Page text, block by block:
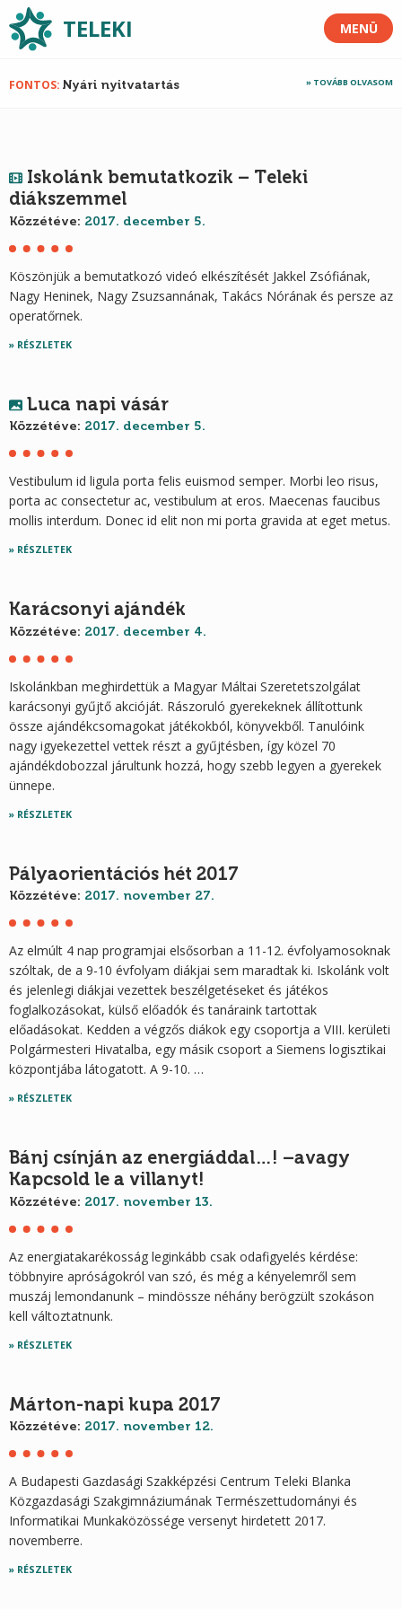
TELEKI MENÜ
FONTOS Nyári nyitvatartás TOVÁBB OLVASOM
Iskolánk bemutatkozik – Teleki
diákszemmel
Közzétéve: 2017. december 5.
Köszönjük a bemutatkozó videó elkészítését Jakkel Zsófiának,
Nagy Heninek, Nagy Zsuzsannának, Takács Nórának és persze az
operatőrnek.
RÉSZLETEK
Luca napi vásár
Közzétéve: 2017. december 5.
Vestibulum id ligula porta felis euismod semper. Morbi leo risus,
porta ac consectetur ac, vestibulum at eros. Maecenas faucibus
mollis interdum. Donec id elit non mi porta gravida at eget metus.
RÉSZLETEK
Karácsonyi ajándék
Közzétéve: 2017. december 4.
Iskolánkban meghirdettük a Magyar Máltai Szeretetszolgálat
karácsonyi gyűjtő akcióját. Rászoruló gyerekeknek állítottunk
össze ajándékcsomagokat játékokból, könyvekből. Tanulóink
nagy igyekezettel vettek részt a gyűjtésben, így közel 70
ajándékdobozzal járultunk hozzá, hogy szebb legyen a gyerekek
ünnepe.
RÉSZLETEK
Pályaorientációs hét 2017
Közzétéve: 2017. november 27.
Az elmúlt 4 nap programjai elsősorban a 11-12. évfolyamosoknak
szóltak, de a 9-10 évfolyam diákjai sem maradtak ki. Iskolánk volt
és jelenlegi diákjai vezettek beszélgetéseket és játékos
foglalkozásokat, külső előadók és tanáraink tartottak
előadásokat. Kedden a végzős diákok egy csoportja a VIII. kerületi
Polgármesteri Hivatalba, egy másik csoport a Siemens logisztikai
központjába látogatott. A 9-10. …
RÉSZLETEK
Bánj csínján az energiáddal…! –avagy
Kapcsold le a villanyt!
Közzétéve: 2017. november 13.
Az energiatakarékosság leginkább csak odafigyelés kérdése:
többnyire apróságokról van szó, és még a kényelemről sem
muszáj lemondanunk – mindössze néhány berögzült szokáson
kell változtatnunk.
RÉSZLETEK
Márton-napi kupa 2017
Közzétéve: 2017. november 12.
A Budapesti Gazdasági Szakképzési Centrum Teleki Blanka
Közgazdasági Szakgimnáziumának Természettudományi és
Informatikai Munkaközössége versenyt hirdetett 2017.
novemberre.
RÉSZLETEK